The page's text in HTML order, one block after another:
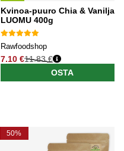
Kvinoa-puuro Chia & Vanilja
LUOMU 400g
Rawfoodshop
7.10 €
Normaali hinta
11.83 €
OSTA
50%